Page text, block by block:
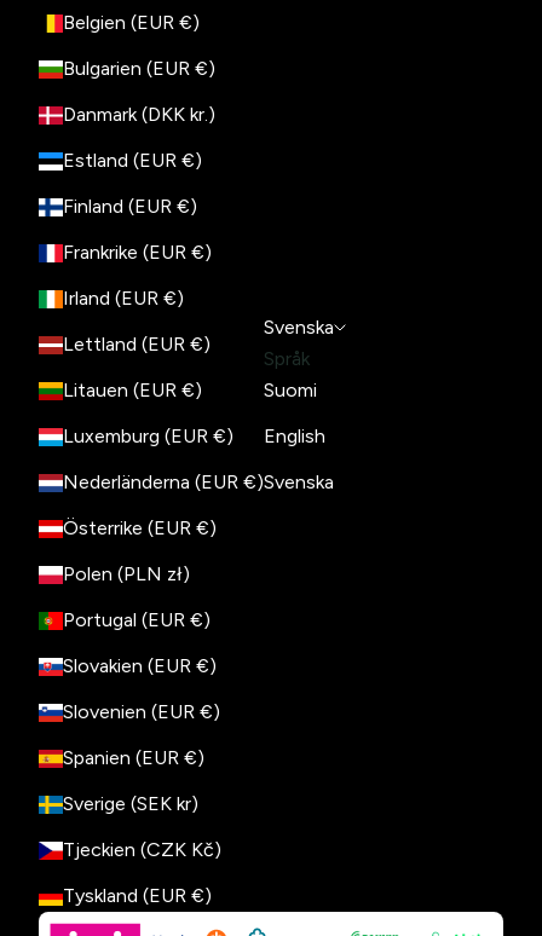
Belgien (EUR €)
Bulgarien (EUR €)
Danmark (DKK kr.)
Estland (EUR €)
Finland (EUR €)
Frankrike (EUR €)
Irland (EUR €)
Lettland (EUR €)
Litauen (EUR €)
Luxemburg (EUR €)
Nederländerna (EUR €)
Österrike (EUR €)
Polen (PLN zł)
Portugal (EUR €)
Slovakien (EUR €)
Slovenien (EUR €)
Spanien (EUR €)
Sverige (SEK kr)
Tjeckien (CZK Kč)
Tyskland (EUR €)
Svenska
Språk
Suomi
English
Svenska